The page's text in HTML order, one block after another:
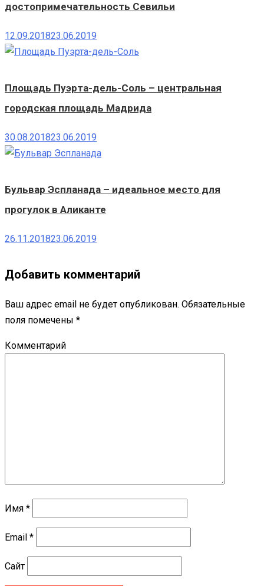
достопримечательность Севильи
12.09.201823.06.2019
Площадь Пуэрта-дель-Соль – центральная
городская площадь Мадрида
30.08.201823.06.2019
Бульвар Эспланада – идеальное место для
прогулок в Аликанте
26.11.201823.06.2019
Добавить комментарий
Ваш адрес email не будет опубликован. Обязательные
поля помечены *
Комментарий
Имя *
Email *
Сайт